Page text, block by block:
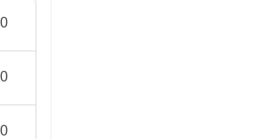
0
0
0